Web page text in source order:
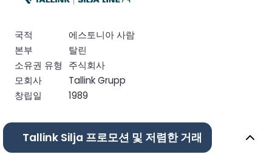
국적
에스토니아 사람
본부
탈린
소유권 유형
주식회사
모회사
Tallink Grupp
창립일
1989
Tallink Silja 프로모션 및 저렴한 거래